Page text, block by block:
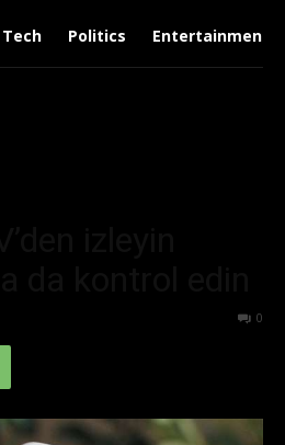
Tech Politics Entertainment
0